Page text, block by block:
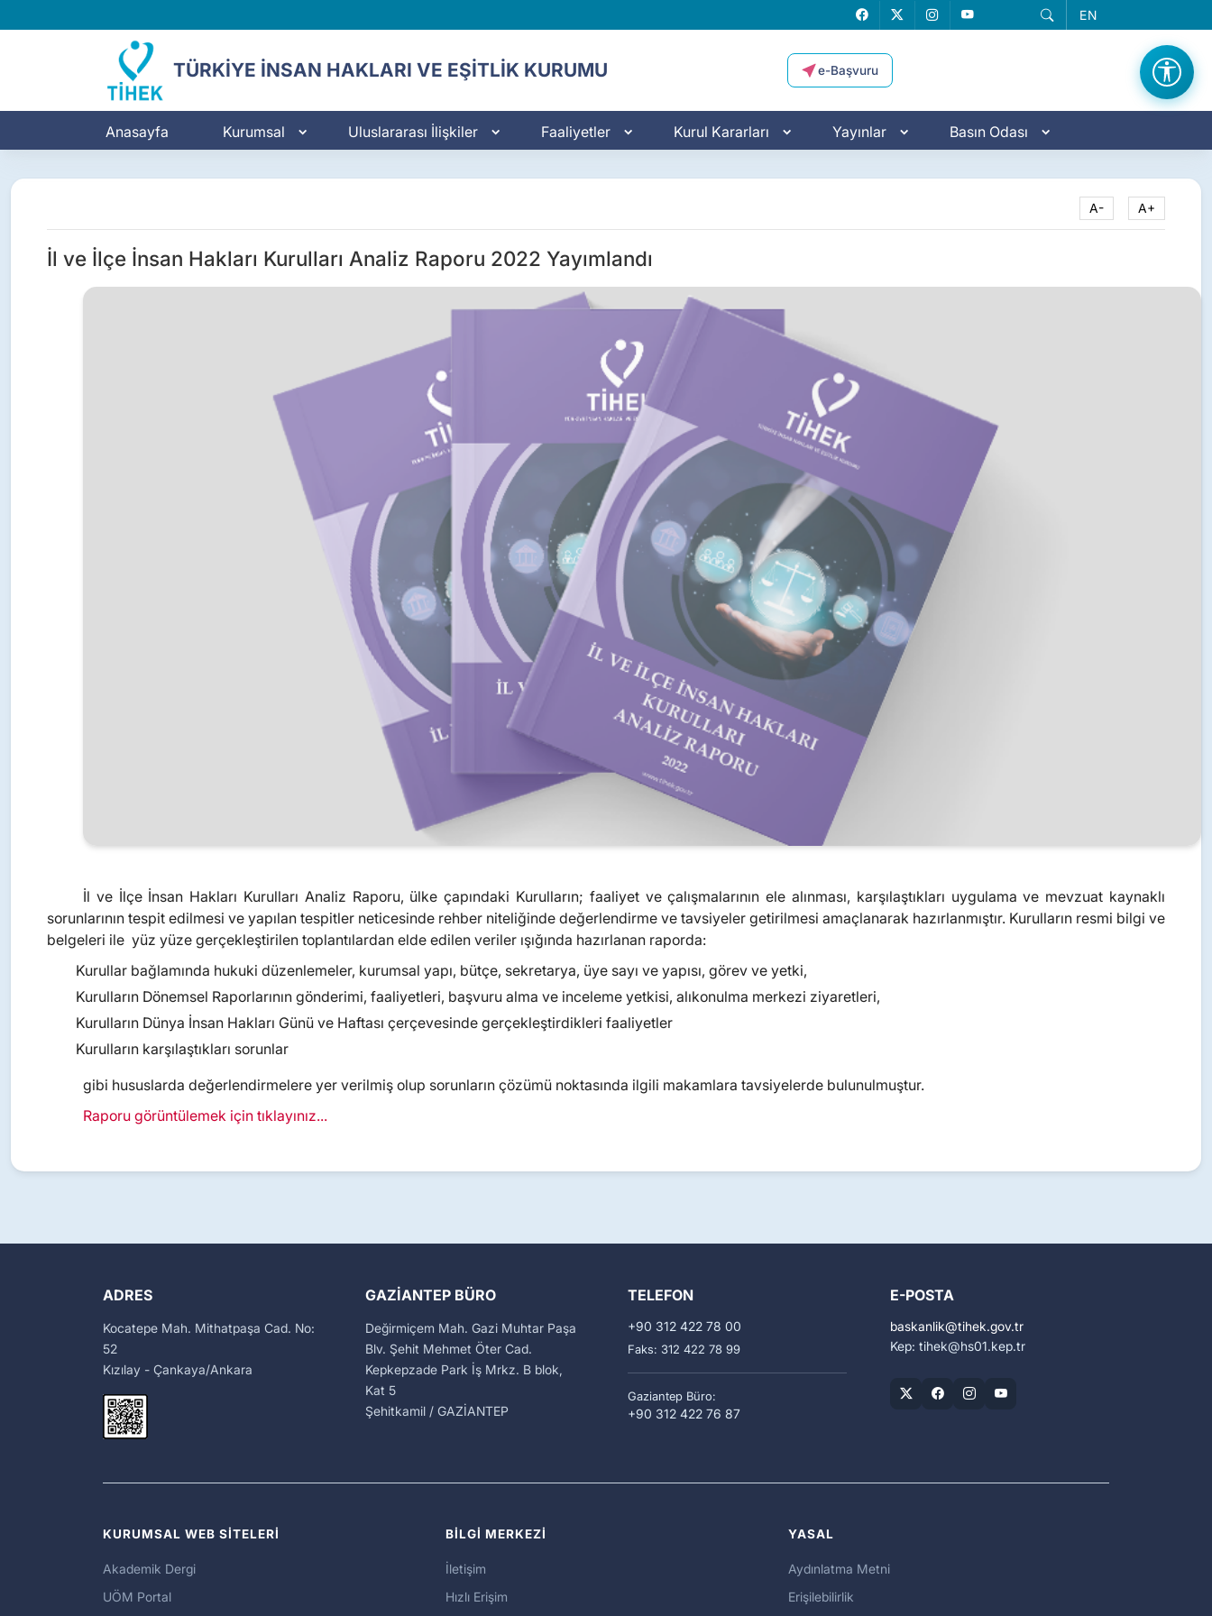
Facebook
X InstagramYouTube
EN
TÜRKİYE İNSAN HAKLARI VE EŞİTLİK KURUMU e-Başvuru
Anasayfa Kurumsal Uluslararası İlişkiler Faaliyetler Kurul Kararları Yayınlar Basın Odası
A- A+
İl ve İlçe İnsan Hakları Kurulları Analiz Raporu 2022 Yayımlandı
İl ve İlçe İnsan Hakları Kurulları Analiz Raporu, ülke çapındaki Kurulların; faaliyet ve çalışmalarının ele alınması, karşılaştıkları uygulama ve mevzuat kaynaklı
sorunlarının tespit edilmesi ve yapılan tespitler neticesinde rehber niteliğinde değerlendirme ve tavsiyeler getirilmesi amaçlanarak hazırlanmıştır. Kurulların resmi bilgi ve
belgeleri ile yüz yüze gerçekleştirilen toplantılardan elde edilen veriler ışığında hazırlanan raporda:
Kurullar bağlamında hukuki düzenlemeler, kurumsal yapı, bütçe, sekretarya, üye sayı ve yapısı, görev ve yetki,
Kurulların Dönemsel Raporlarının gönderimi, faaliyetleri, başvuru alma ve inceleme yetkisi, alıkonulma merkezi ziyaretleri,
Kurulların Dünya İnsan Hakları Günü ve Haftası çerçevesinde gerçekleştirdikleri faaliyetler
Kurulların karşılaştıkları sorunlar
gibi hususlarda değerlendirmelere yer verilmiş olup sorunların çözümü noktasında ilgili makamlara tavsiyelerde bulunulmuştur.
Raporu görüntülemek için tıklayınız...
ADRES
Kocatepe Mah. Mithatpaşa Cad. No:
52
Kızılay - Çankaya/Ankara
GAZIANTEP BÜRO
Değirmiçem Mah. Gazi Muhtar Paşa
Blv. Şehit Mehmet Öter Cad.
Kepkepzade Park İş Mrkz. B blok,
Kat 5
Şehitkamil / GAZİANTEP
TELEFON
+90 312 422 78 00
Faks: 312 422 78 99
Gaziantep Büro:
+90 312 422 76 87
E-POSTA
baskanlik tihek.gov.tr
Kep: tihek hs01.kep.tr
KURUMSAL WEB SİTELERİ
Akademik Dergi
UÖM Portal
BİLGİ MERKEZİ
İletişim
Hızlı Erişim
YASAL
Aydınlatma Metni
Erişilebilirlik